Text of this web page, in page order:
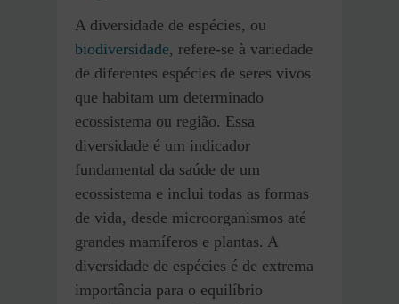
A diversidade de espécies, ou
biodiversidade, refere-se à variedade
de diferentes espécies de seres vivos
que habitam um determinado
ecossistema ou região. Essa
diversidade é um indicador
fundamental da saúde de um
ecossistema e inclui todas as formas
de vida, desde microorganismos até
grandes mamíferos e plantas. A
diversidade de espécies é de extrema
importância para o equilíbrio